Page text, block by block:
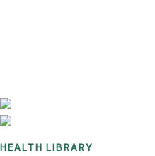
HEALTH LIBRARY